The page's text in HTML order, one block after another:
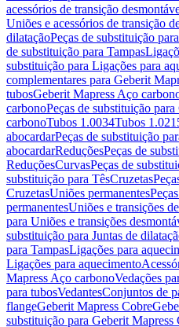
acessórios de transição
Uniões e acessórios de transição
dilataçãoPeças de substituição
de substituição para Tampas
substituição para Ligações para
complementares para Geberit
tubosGeberit Mapress Aço
carbonoPeças de substituição
carbonoTubos 1.0034Tubos
abocardarPeças de substituição
abocardarReduçõesPeças de
ReduçõesCurvasPeças de
substituição para TêsCruzetas
CruzetasUniões permanentes
permanentesUniões e transições
para Uniões e transições
substituição para Juntas de
para TampasLigações para
Ligações para aquecimento
Mapress Aço carbonoVedações
para tubosVedantesConjuntos de
flangeGeberit Mapress Cobre
substituição para Geberit Mapress